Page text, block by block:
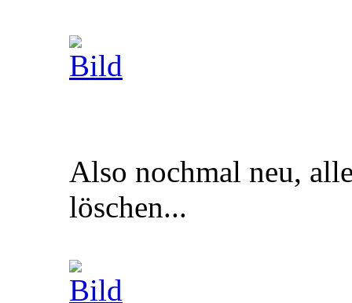
Also nochmal neu,
löschen...